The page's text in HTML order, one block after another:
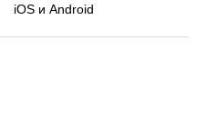
iOS и Android